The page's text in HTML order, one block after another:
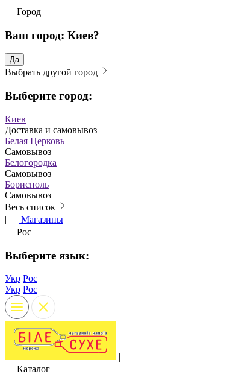
Город
Ваш город: Киев?
Да
Выбрать другой город
Выберите город:
Киев
Доставка и самовывоз
Белая Церковь
Самовывоз
Белогородка
Самовывоз
Борисполь
Самовывоз
Весь список
|
Магазины
Рос
Выберите язык:
Укр Рос
Укр Рос
|
Каталог